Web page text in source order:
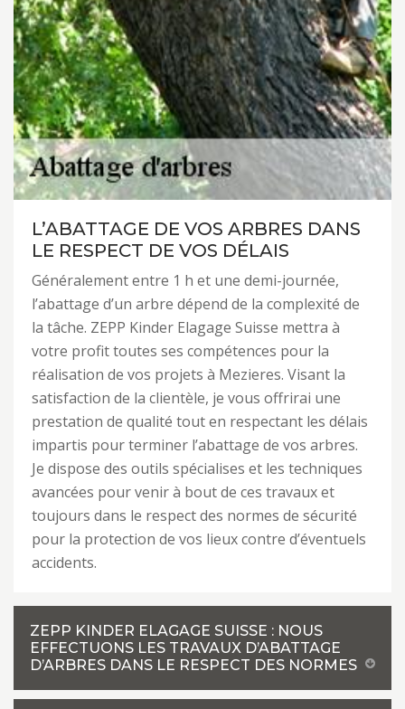
L’ABATTAGE DE VOS ARBRES DANS
LE RESPECT DE VOS DÉLAIS
Généralement entre 1 h et une demi-journée,
l’abattage d’un arbre dépend de la complexité de
la tâche. ZEPP Kinder Elagage Suisse mettra à
votre profit toutes ses compétences pour la
réalisation de vos projets à Mezieres. Visant la
satisfaction de la clientèle, je vous offrirai une
prestation de qualité tout en respectant les délais
impartis pour terminer l’abattage de vos arbres.
Je dispose des outils spécialises et les techniques
avancées pour venir à bout de ces travaux et
toujours dans le respect des normes de sécurité
pour la protection de vos lieux contre d’éventuels
accidents.
ZEPP KINDER ELAGAGE SUISSE : NOUS
EFFECTUONS LES TRAVAUX D’ABATTAGE
D’ARBRES DANS LE RESPECT DES NORMES